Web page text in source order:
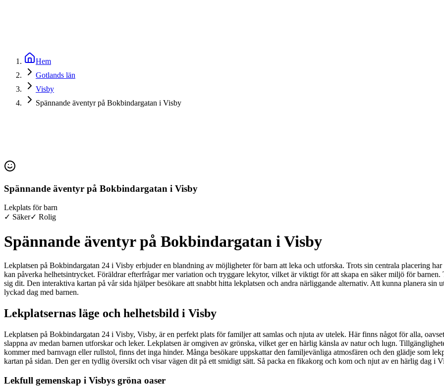
Hem
Gotlands län
Visby
Spännande äventyr på Bokbindargatan i Visby
Spännande äventyr på Bokbindargatan i Visby
Lekplats för barn
✓ Säker✓ Rolig
Spännande äventyr på Bokbindargatan i Visby
Lekplatsen på Bokbindargatan 24 i Visby erbjuder en blandning av möjligheter för barn att leka och utforska. Trots sin centrala placering
kan påverka helhetsintrycket. Föräldrar efterfrågar mer variation och tryggare lekytor, vilket är viktigt för att skapa en säker miljö för
sig dit. Den interaktiva kartan på vår sida hjälper besökare att snabbt hitta lekplatsen och andra närliggande alternativ. Att kunna planera
lyckad dag med barnen.
Lekplatsernas läge och helhetsbild i Visby
Lekplatsen på Bokbindargatan 24 i Visby, Visby, är en perfekt plats för familjer att samlas och njuta av utelek. Här finns något för alla,
slappna av medan barnen utforskar och leker. Lekplatsen är omgiven av grönska, vilket ger en härlig känsla av natur och lugn.
kommer med barnvagn eller rullstol, finns det inga hinder. Många besökare uppskattar den familjevänliga atmosfären och den glädje som
kartan på sidan. Den ger en tydlig översikt och visar vägen dit på ett smidigt sätt. Så packa en fikakorg och kom och njut av en härlig dag i
Lekfull gemenskap i Visbys gröna oaser